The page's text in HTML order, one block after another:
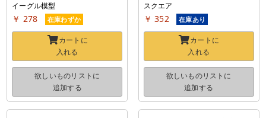
イーグル模型
￥ 278 在庫わずか
カートに
入れる
欲しいものリストに
追加する
スクエア
￥ 352 在庫あり
カートに
入れる
欲しいものリストに
追加する